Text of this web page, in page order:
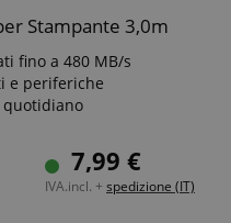
Stampante 3,0m
fino a 480 MB/s
e periferiche
quotidiano
e nero
e casa7,99 €
IVA.incl. + spedizione (IT)